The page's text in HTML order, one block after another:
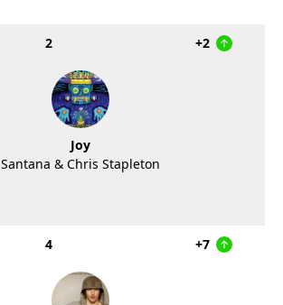
2 +2
Joy
Santana & Chris Stapleton
4 +7